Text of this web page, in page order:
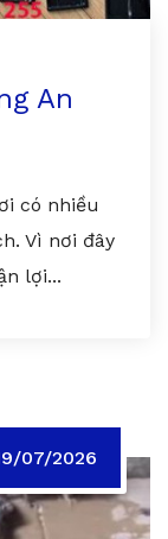
An
có nhiều
Vì nơi đây
lợi...
07/2026